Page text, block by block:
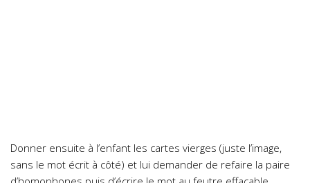
Donner ensuite à l’enfant les cartes vierges (juste l’image,
sans le mot écrit à côté) et lui demander de refaire la paire